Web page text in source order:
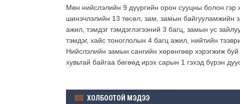
Мөн нийслэлийн 9 дүүргийн орон сууцны болон
шинэчлэлийн 13 төсөл, зам, замын байгууламжийн
ажил, тэмдэг тэмдэглэгээний 3 багц, замын ус
тэмдэг, хайс тоноглолын 4 багц ажил, нийтийн
Нийслэлийн замын сангийн хөрөнгөөр хэрэгжиж
хувьтай байгаа бөгөөд ирэх сарын 1 гэхэд бүрэн
ХОЛБООТОЙ МЭДЭЭ